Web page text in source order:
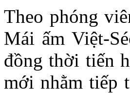
Theo phóng
Mái ấm Việt-
đồng thời tiến
mới nhằm tiếp